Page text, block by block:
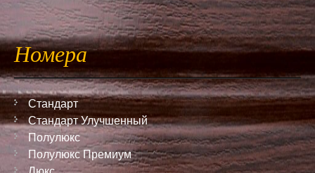
Номера
Стандарт
Стандарт Улучшенный
Полулюкс
Полулюкс Премиум